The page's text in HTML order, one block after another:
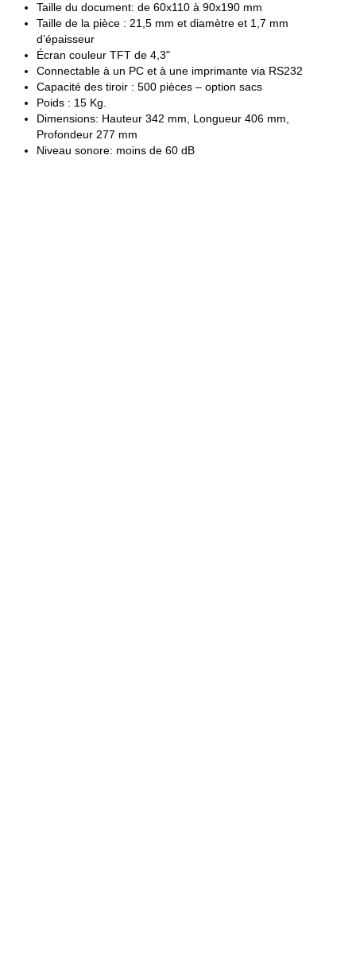
Taille du document: de 60x110 à 90x190 mm
Taille de la pièce : 21,5 mm et diamètre et 1,7 mm
d’épaisseur
Écran couleur TFT de 4,3"
Connectable à un PC et à une imprimante via RS232
Capacité des tiroir : 500 pièces – option sacs
Poids : 15 Kg.
Dimensions: Hauteur 342 mm, Longueur 406 mm,
Profondeur 277 mm
Niveau sonore: moins de 60 dB